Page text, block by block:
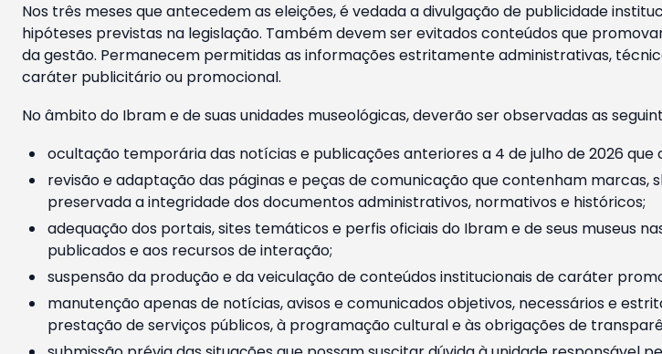
Nos três meses que antecedem as eleições, é vedada a divulgação de publicidade
hipóteses previstas na legislação. Também devem ser evitados conteúdos que
da gestão. Permanecem permitidas as informações estritamente administrativas,
caráter publicitário ou promocional.
No âmbito do Ibram e de suas unidades museológicas, deverão ser observadas as
ocultação temporária das notícias e publicações anteriores a 4 de julho de 2026
revisão e adaptação das páginas e peças de comunicação que contenham marcas,
preservada a integridade dos documentos administrativos, normativos e históricos;
adequação dos portais, sites temáticos e perfis oficiais do Ibram e de seus museus
publicados e aos recursos de interação;
suspensão da produção e da veiculação de conteúdos institucionais de caráter
manutenção apenas de notícias, avisos e comunicados objetivos, necessários e
prestação de serviços públicos, à programação cultural e às obrigações de